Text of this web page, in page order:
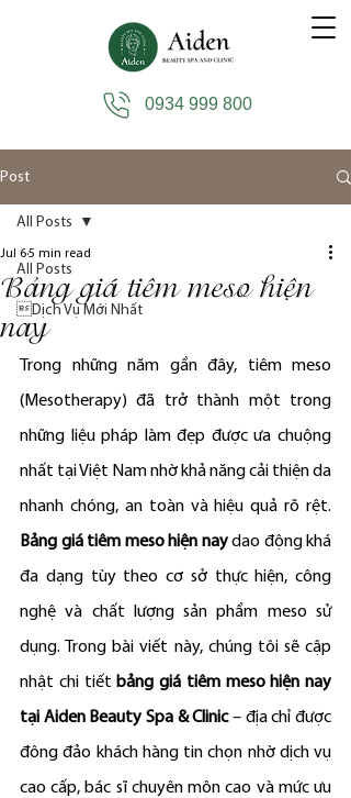
0934 999 800
Post
All Posts
Dịch Vụ Mới Nhất
All Posts
Bảng giá tiêm meso hiện
nay
Jul 65 min read
Trong những năm gần đây, tiêm meso
(Mesotherapy) đã trở thành một trong
những liệu pháp làm đẹp được ưa chuộng
nhất tại Việt Nam nhờ khả năng cải thiện da
Bảng giá tiêm meso hiện nay dao động khá
đa dạng tùy theo cơ sở thực hiện, công
nghệ và chất lượng sản phẩm meso sử
dụng. Trong bài viết này, chúng tôi sẽ cập
nhật chi tiết bảng giá tiêm meso hiện nay
tại Aiden Beauty Spa & Clinic – địa chỉ được
đông đảo khách hàng tin chọn nhờ dịch vụ
cao cấp, bác sĩ chuyên môn cao và mức ưu